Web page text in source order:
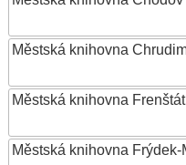
Městská knihovna
Městská knihovna
Městská knihovna Frýdek-